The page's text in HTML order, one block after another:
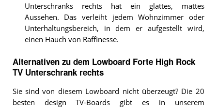
Unterschranks rechts hat ein glattes, mattes
Aussehen. Das verleiht jedem Wohnzimmer oder
Unterhaltungsbereich, in dem er aufgestellt wird,
einen Hauch von Raffinesse.
Alternativen zu dem Lowboard Forte High Rock
TV Unterschrank rechts
Sie sind von diesem Lowboard nicht überzeugt? Die 20
besten design TV-Boards gibt es in unserem